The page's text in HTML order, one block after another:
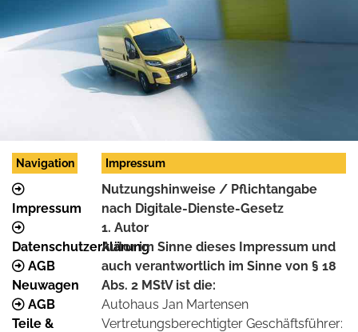
Navigation
Impressum
Datenschutzerklärung
AGB
Neuwagen
AGB
Teile &
Impressum
Nutzungshinweise / Pflichtangabe
nach Digitale-Dienste-Gesetz
1. Autor
Autor im Sinne dieses Impressum und
auch verantwortlich im Sinne von § 18
Abs. 2 MStV ist die:
Autohaus Jan Martensen
Vertretungsberechtigter Geschäftsführer: